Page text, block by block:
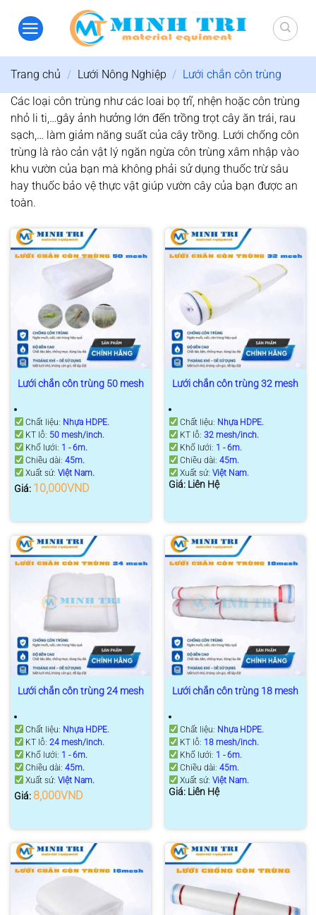
dung
Trang chủ / Lưới Nông Nghiệp / Lưới chắn côn trùng
Các loại côn trùng như các loai bọ trĩ, nhện hoặc côn trùng
nhỏ li ti,…gây ảnh hưởng lớn đến trồng trọt cây ăn trái, rau
sạch,… làm giảm năng suất của cây trồng. Lưới chống côn
trùng là rào cản vật lý ngăn ngừa côn trùng xâm nhập vào
khu vườn của bạn mà không phải sử dụng thuốc trừ sâu
hay thuốc bảo vệ thực vật giúp vườn cây của bạn được an
toàn.
Lưới chắn côn trùng 50 mesh
Chất liệu: Nhựa HDPE.
KT lỗ: 50 mesh/inch.
Khổ lưới: 1 - 6m.
Chiều dài:45m.
Xuất sứ:Việt Nam.
Giá: 10,000VND
Lưới chắn côn trùng 32 mesh
Chất liệu: Nhựa HDPE.
KT lỗ:32 mesh/inch.
Khổ lưới: 1 - 6m.
Chiều dài:45m.
Xuất sứ:Việt Nam.
Giá: Liên Hệ
Lưới chắn côn trùng 24 mesh
Chất liệu: Nhựa HDPE.
KT lỗ:24 mesh/inch.
Khổ lưới: 1 - 6m.
Chiều dài:45m.
Xuất sứ:Việt Nam.
Giá: 8,000VND
Lưới chắn côn trùng 18 mesh
Chất liệu: Nhựa HDPE.
KT lỗ: 18 mesh/inch.
Khổ lưới: 1 - 6m.
Chiều dài:45m.
Xuất sứ:Việt Nam.
Giá: Liên Hệ